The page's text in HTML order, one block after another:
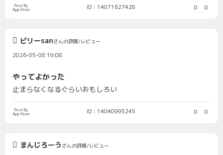
Post By
App Store ID：14071627428 0 0
ビリーsanさんの評価/レビュー
2026-05-08 19:08
やってよかった
止まらなくなるぐらいおもしろい
Post By
App Store ID：14040995245 0 0
まんじろーう さんの評価/レビュー